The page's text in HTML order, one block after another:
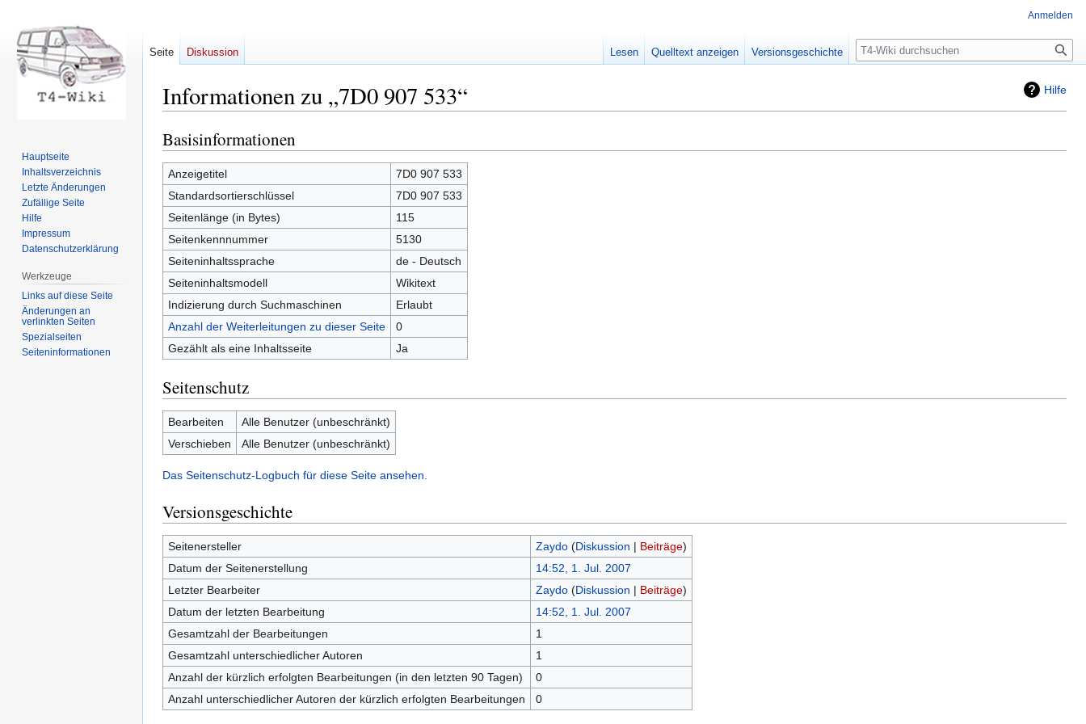
Hilfe
Informationen zu „7D0 907 533“
Zur
Navigation
springen
Zur
Suche
springen
Basisinformationen
Anzeigetitel
7D0 907 533
Standardsortierschlüssel
7D0 907 533
Seitenlänge (in Bytes)
115
Seitenkennnummer
5130
Seiteninhaltssprache
de - Deutsch
Seiteninhaltsmodell
Wikitext
Indizierung durch Suchmaschinen
Erlaubt
Anzahl der Weiterleitungen zu dieser Seite
0
Gezählt als eine Inhaltsseite
Ja
Seitenschutz
Bearbeiten
Alle Benutzer (unbeschränkt)
Verschieben
Alle Benutzer (unbeschränkt)
Das Seitenschutz-Logbuch für diese Seite ansehen.
Versionsgeschichte
Seitenersteller Zaydo (Diskussion | Beiträge)
Datum der Seitenerstellung
14:52, 1. Jul. 2007
Letzter Bearbeiter
Zaydo (Diskussion | Beiträge)
Datum der letzten Bearbeitung
14:52, 1. Jul. 2007
Gesamtzahl der Bearbeitungen
1
Gesamtzahl unterschiedlicher Autoren
1
Anzahl der kürzlich erfolgten Bearbeitungen (in den letzten 90 Tagen)
0
Anzahl unterschiedlicher Autoren der kürzlich erfolgten Bearbeitungen
0
Anmelden
Seite Diskussion Lesen Quelltext anzeigen Versionsgeschichte Suche
Hauptseite
Inhaltsverzeichnis
Letzte Änderungen
Zufällige Seite
Hilfe
Impressum
Datenschutzerklärung
Werkzeuge
Links auf diese Seite
Änderungen an
verlinkten Seiten
Spezialseiten
Seiten­informationen